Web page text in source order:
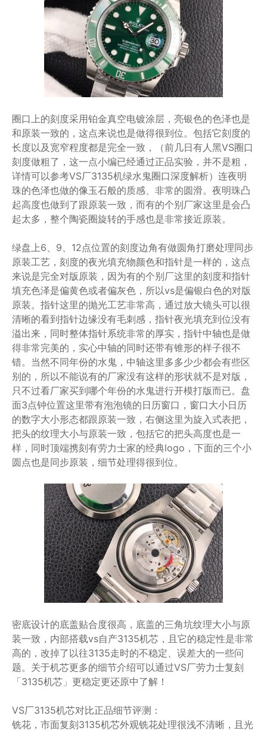
圈口上的刻度采用铂金真空电镀涂层，亮银色的色泽也是
和原装一致的，这点来说也是做得很到位。包括它刻度的
长度以及宽窄程度都是完全一致，（前几日有人黑VS圈口
刻度做粗了，这一点小编已经通过正品实验，并不是粗，
详情可以参考VS厂3135机绿水鬼圈口深度解析）连夜明
珠的色泽也做的像玉石般的质感、非常的圆滑。夜明珠凸
起高度也做到了跟原装一致，而有的个别厂家这里是会凸
起太多，整个陶瓷圈旋转的手感也是非常接近原装。
绿盘上6、9、12点位置的刻度边角有做圆角打磨处理同步
原装工艺，刻度的夜光填充物颜色和指针是一样的，这点
来说是完全对版原装，因为有的个别厂这里的刻度和指针
填充色泽是偏黄色或者偏灰色，所以vs是偏银白色的对版
原装。指针这里的抛光工艺非常高，通过放大镜头可以很
清晰的看到指针边缘没有毛刺感，指针夜光填充到位没有
溢出来，同时整体指针系统非常的厚实，指针中轴也是做
得非常完美的，实心中轴的同时还带有锥形的样子很不
错。当然不同年份的水鬼，中轴这里多多少少都会有些区
别的，所以不能说有的厂家没有这样的形状就不是对版，
只不过看厂家买到哪个年份的水鬼进行开模打版而已。盘
面3点钟位置这里带有泡泡镜的日历窗口，窗口大小日历
的数字大小形态都跟原装一致，右侧这里为旋入式表把，
把头的纹理大小与原装一致，包括它的把头高度也是一
样，同时顶端携刻有劳力士家的经典logo，下面的三个小
圆点也是同步原装，细节处理得很到位。
密底设计的底盖贴合度很高，底盖的三角坑纹理大小与原
装一致，内部搭载vs自产3135机芯，且它的稳定性是非常
高的，改掉了以往3135走时的不稳定、误差大的一些问
题。关于机芯更多的细节介绍可以通过VS厂劳力士复刻
「3135机芯」更稳定更还原中了解！
VS厂3135机芯对比正品细节评测：
铣花，市面复刻3135机芯外观铣花处理很浅不清晰，且光